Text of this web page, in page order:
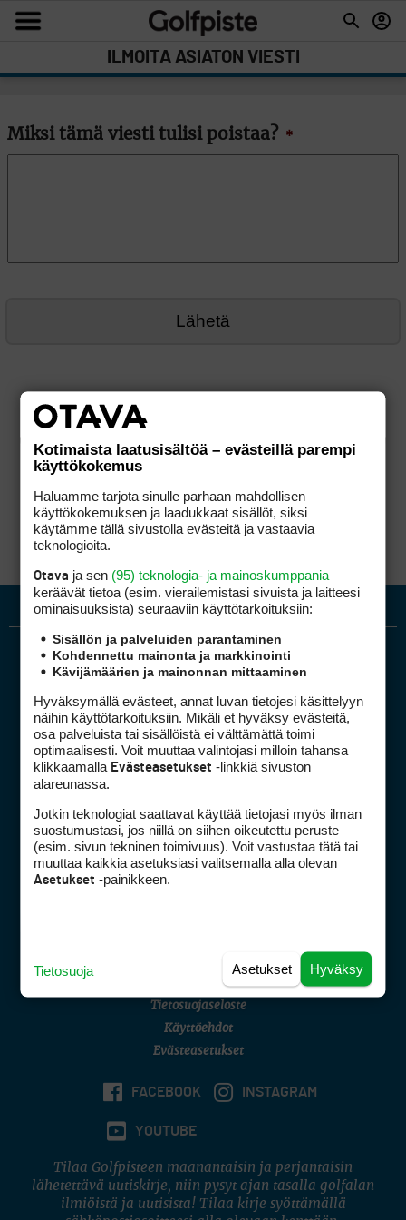
ILMOITA ASIATON VIESTI
Miksi tämä viesti tulisi poistaa? *
Golfpiste mediakortti
Golfpisteen yhteystiedot
DSA avoimuusraportti
Asiakaspalvelu
(digi) digi@otavamedia.fi
Tietosuojaseloste
Käyttöehdot
Evästeasetukset
FACEBOOK INSTAGRAM
YOUTUBE
Tilaa Golfpisteen maanantaisin ja perjantaisin
lähetettävä uutiskirje, niin pysyt ajan tasalla golfalan
ilmiöistä ja uutisista! Tilaa kirje syöttämällä
Kotimaista laatusisältöä – evästeillä parempi
käyttökokemus
Haluamme tarjota sinulle parhaan mahdollisen
käyttökokemuksen ja laadukkaat sisällöt, siksi
käytämme tällä sivustolla evästeitä ja vastaavia
teknologioita.
Otava ja sen (95) teknologia- ja mainoskumppania
keräävät tietoa (esim. vierailemis­tasi sivuista ja laitteesi
ominaisuuk­sista) seuraaviin käyttötarkoituksiin:
Sisällön ja palveluiden parantaminen
Kohdennettu mainonta ja markkinointi
Kävijämäärien ja mainonnan mittaaminen
Hyväksymällä evästeet, annat luvan tietojesi käsittelyyn
näihin käyttötarkoituksiin. Mikäli et hyväksy evästeitä,
osa palveluista tai sisällöistä ei välttämättä toimi
optimaalisesti. Voit muuttaa valintojasi milloin tahansa
klikkaamalla Evästeasetukset -linkkiä sivuston
alareunassa.
Jotkin teknologiat saattavat käyttää tietojasi myös ilman
suostumustasi, jos niillä on siihen oikeutettu peruste
(esim. sivun tekninen toimivuus). Voit vastustaa tätä tai
muuttaa kaikkia asetuksiasi valitsemalla alla olevan
Asetukset -painikkeen.
Hyväksy
Asetukset
Tietosuoja